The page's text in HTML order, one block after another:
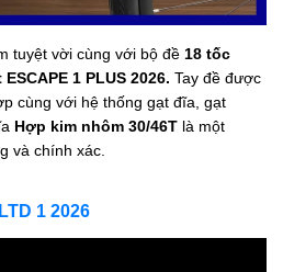
tuyệt vời cùng với bộ đề 18 tốc
1 PLUS 2026. Tay đề được
cùng với hệ thống gạt đĩa, gạt
Hợp kim nhôm 30/46T là một
và chính xác.
1 2026